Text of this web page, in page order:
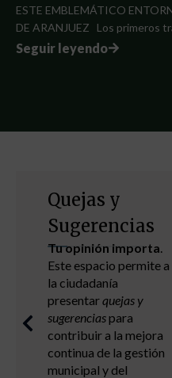
ESTE EMBLEMÁTICO
DE ARANJUEZ Los primeros
Seguir leyendo
Quejas y
Sugerencias
Tu opinión importa
Este espacio permite a
la ciudadanía
presentarquejas y
sugerenciaspara
contribuir a la mejora
continua de la gestión
municipal y del